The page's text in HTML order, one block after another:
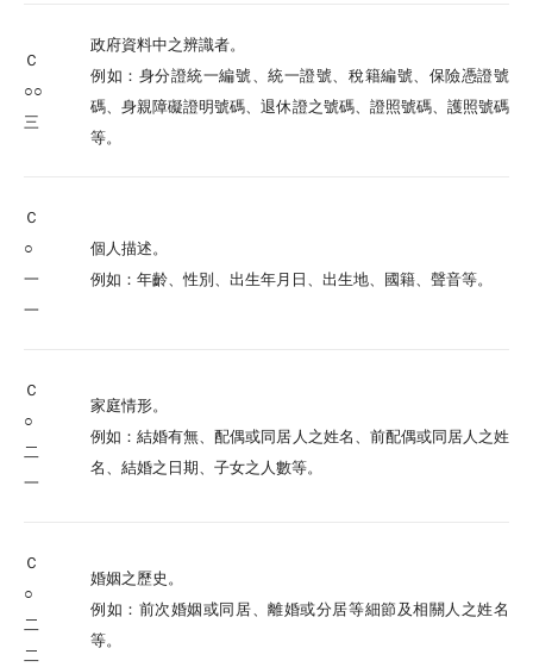
Ｃ
○○
三
政府資料中之辨識者。
例如：身分證統一編號、統一證號、稅籍編號、保險憑證號
碼、身親障礙證明號碼、退休證之號碼、證照號碼、護照號碼
等。
Ｃ
○
一
一
個人描述。
例如：年齡、性別、出生年月日、出生地、國籍、聲音等。
Ｃ
○
二
一
家庭情形。
例如：結婚有無、配偶或同居人之姓名、前配偶或同居人之姓
名、結婚之日期、子女之人數等。
Ｃ
○
二
二
婚姻之歷史。
例如：前次婚姻或同居、離婚或分居等細節及相關人之姓名
等。